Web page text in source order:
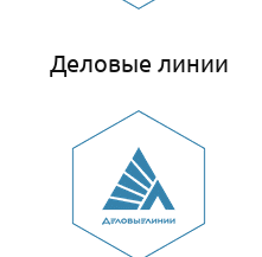
Деловые линии